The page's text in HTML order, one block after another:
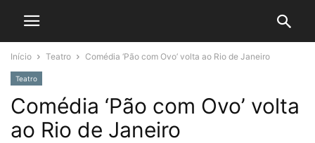
Início Teatro Comédia ‘Pão com Ovo’ volta ao Rio de Janeiro
Teatro
Comédia ‘Pão com Ovo’ volta
ao Rio de Janeiro